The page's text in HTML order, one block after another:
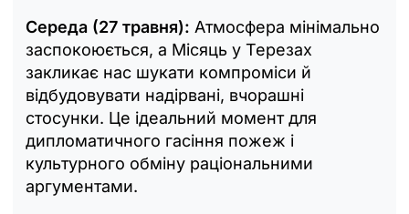
Середа (27 травня): Атмосфера мінімально
заспокоюється, а Місяць у Терезах
закликає нас шукати компроміси й
відбудовувати надірвані, вчорашні
стосунки. Це ідеальний момент для
дипломатичного гасіння пожеж і
культурного обміну раціональними
аргументами.